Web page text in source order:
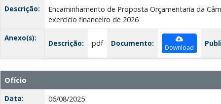
Descrição:
Encaminhamento de Proposta Orçamentaria da
exercício financeiro de 2026
Anexo(s):
Descrição: pdf Documento: Download
Ofício
Data:
06/08/2025